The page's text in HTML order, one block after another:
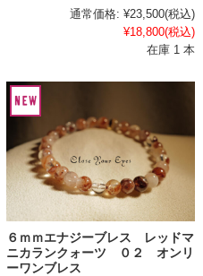
通常価格: ¥23,500(税込)
¥18,800(税込)
在庫 1 本
６ｍｍエナジーブレス レッドマ
ニカランクォーツ ０２ オンリ
ーワンブレス